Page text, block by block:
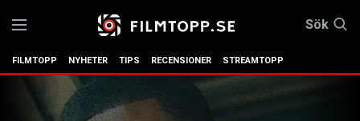
Sök
FILMTOPP NYHETER TIPS RECENSIONER STREAMTOPP